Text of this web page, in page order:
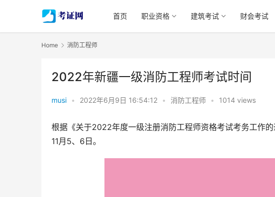
首页 职业资格 建筑考试 财会考试
Home 消防工程师
2022年新疆一级消防工程师考试时间
musi • 2022年6月9日 16:54:12 • 消防工程师 • 1014 views
根据《关于2022年度一级注册消防工程师资格考试考务工作
11月5、6日。